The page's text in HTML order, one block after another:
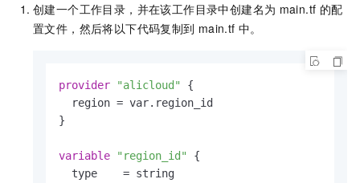
创建一个工作目录，并在该工作目录中创建名为 main.tf 的配
置文件，然后将以下代码复制到 main.tf 中。
provider "alicloud"
{
  region = var.region_id
}
variable "region_id"
{
  type    = string